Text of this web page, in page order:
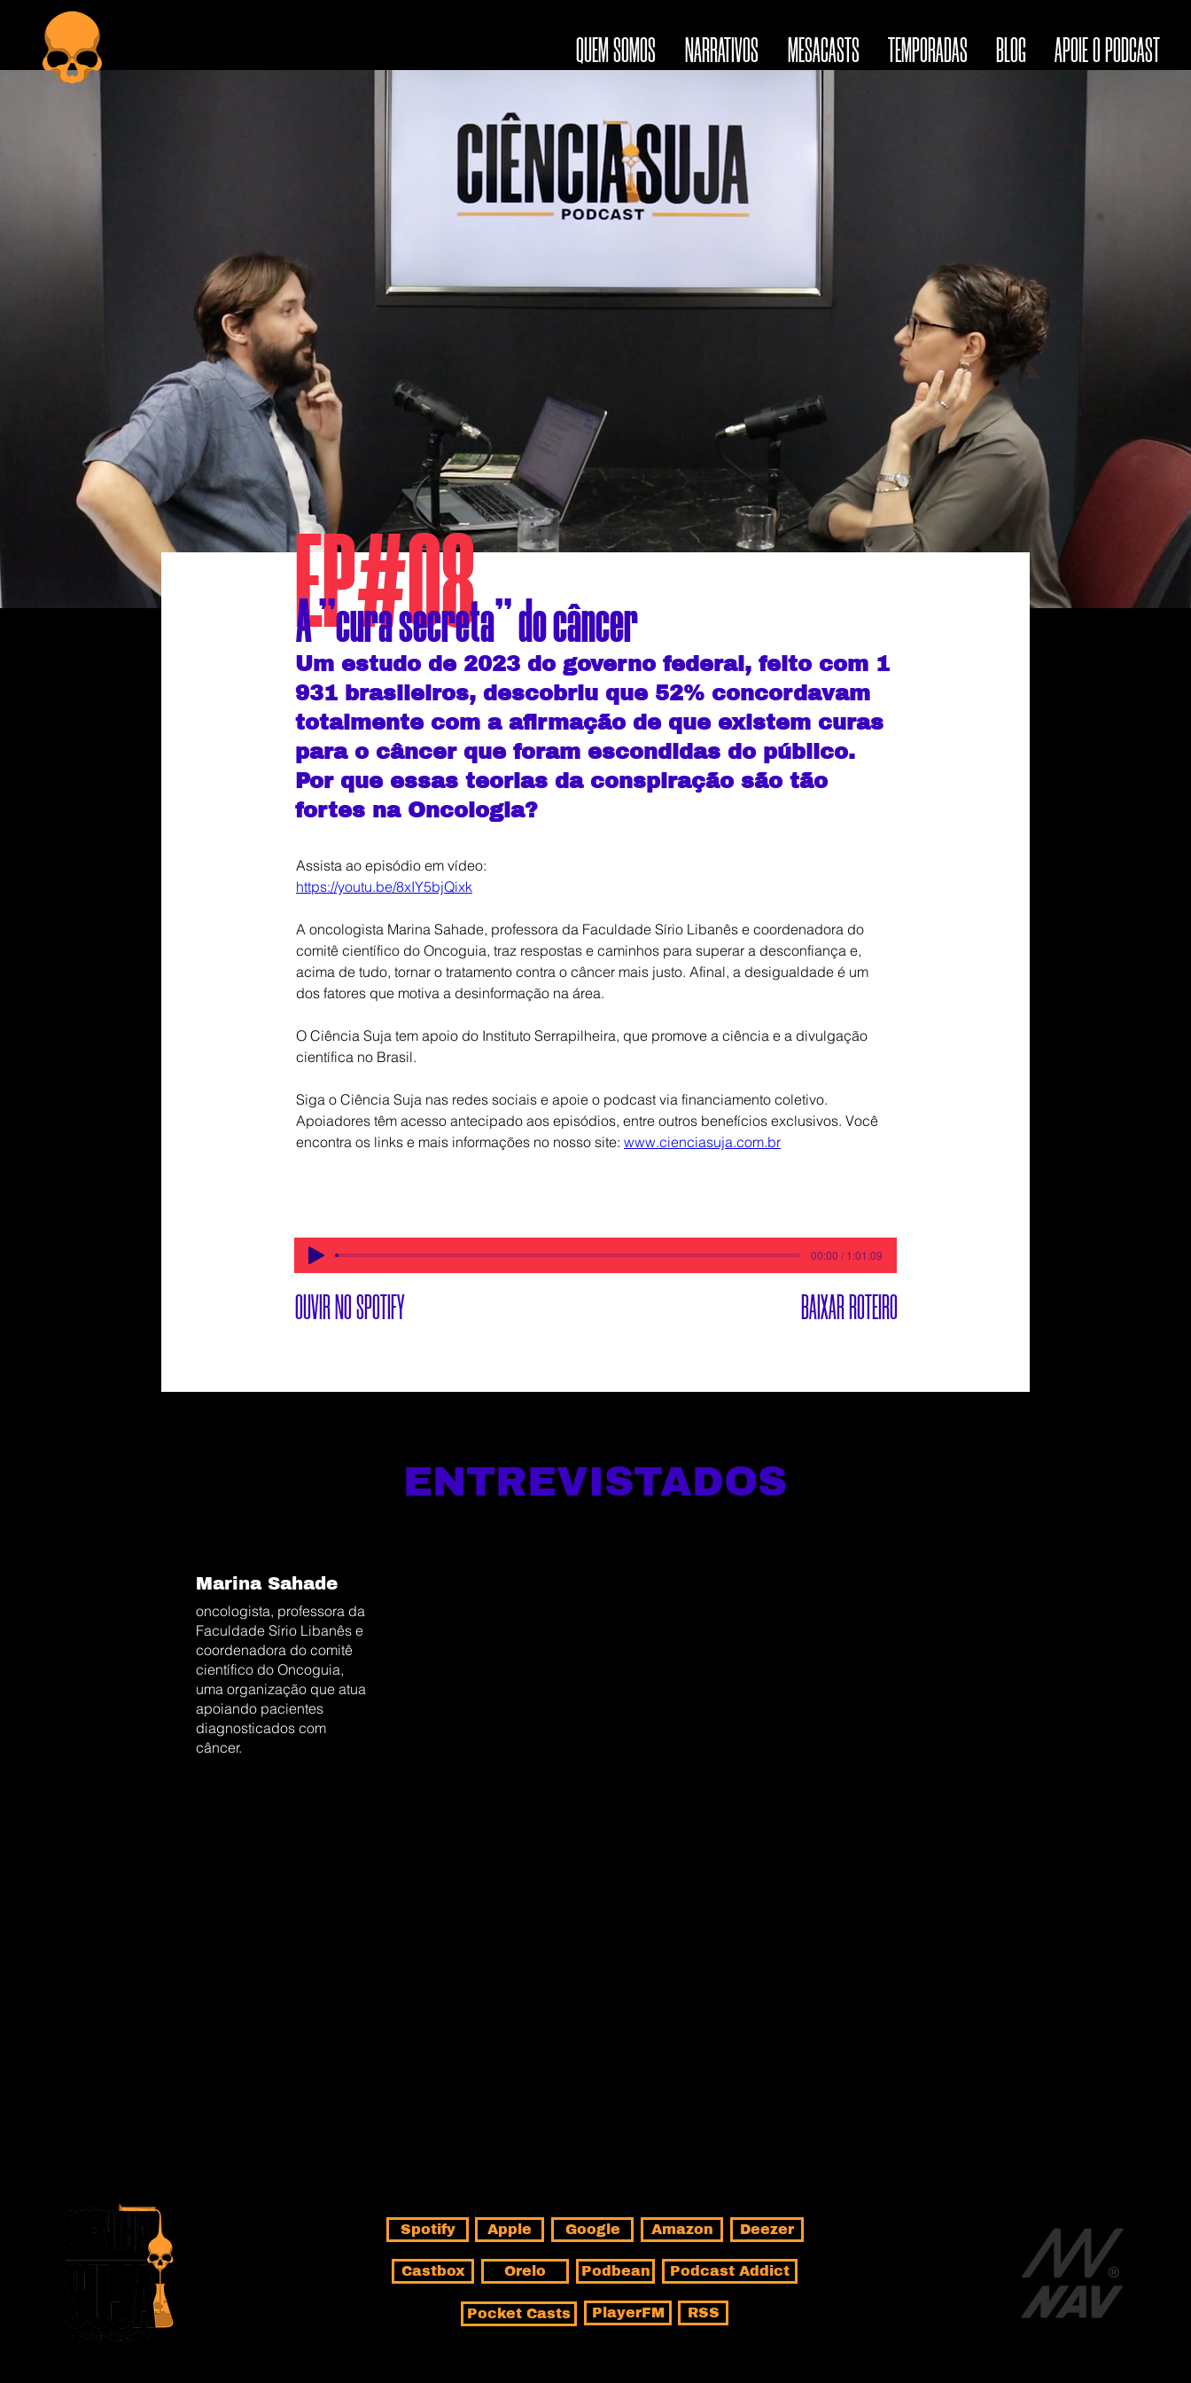
QUEM SOMOS NARRATIVOS MESACASTS TEMPORADAS BLOG APOIE O PODCAST
EP#08
A "cura secreta" do câncer
Um estudo de 2023 do governo federal, feito com 1
931 brasileiros, descobriu que 52% concordavam
totalmente com a afirmação de que existem curas
para o câncer que foram escondidas do público.
Por que essas teorias da conspiração são tão
fortes na Oncologia?
Assista ao episódio em vídeo:
https://youtu.be/8xIY5bjQixk
A oncologista Marina Sahade, professora da Faculdade Sírio Libanês e coordenadora do
comitê científico do Oncoguia, traz respostas e caminhos para superar a desconfiança e,
acima de tudo, tornar o tratamento contra o câncer mais justo. Afinal, a desigualdade é um
dos fatores que motiva a desinformação na área.
O Ciência Suja tem apoio do Instituto Serrapilheira, que promove a ciência e a divulgação
científica no Brasil.
Siga o Ciência Suja nas redes sociais e apoie o podcast via financiamento coletivo.
Apoiadores têm acesso antecipado aos episódios, entre outros benefícios exclusivos. Você
encontra os links e mais informações no nosso site: www.cienciasuja.com.br
00:00 / 1:01:09
OUVIR NO SPOTIFY BAIXAR ROTEIRO
ENTREVISTADOS
Marina Sahade
oncologista, professora da
Faculdade Sírio Libanês e
coordenadora do comitê
científico do Oncoguia,
uma organização que atua
apoiando pacientes
diagnosticados com
câncer.
Spotify Apple Google Amazon Deezer
Castbox Orelo Podbean Podcast Addict
Pocket Casts PlayerFM RSS